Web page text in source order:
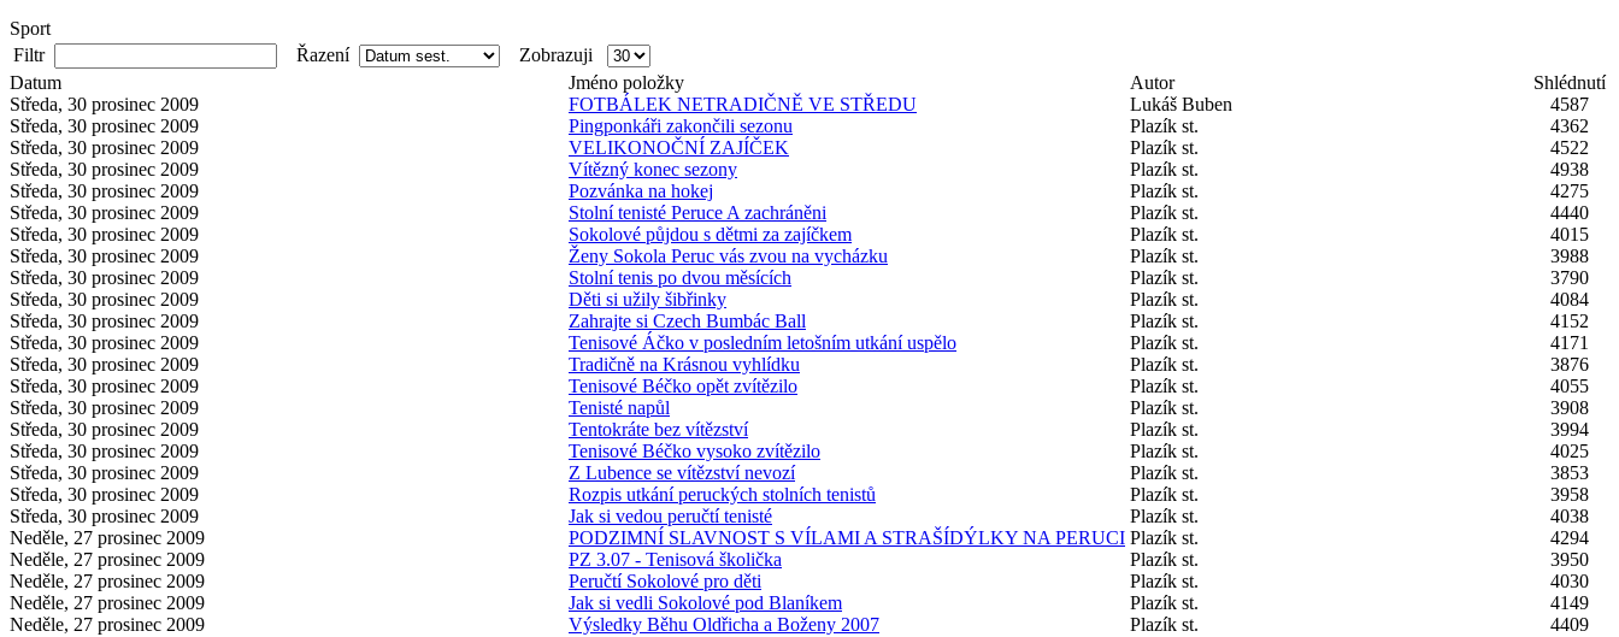
Sport
Filtr
Řazení
Zobrazuji
Datum
Jméno položky Autor
Shlédnutí
Středa, 30 prosinec 2009
FOTBÁLEK NETRADIČNĚ VE STŘEDU Lukáš Buben
4587
Středa, 30 prosinec 2009
Pingponkáři zakončili sezonu Plazík st.
4362
Středa, 30 prosinec 2009
VELIKONOČNÍ ZAJÍČEK Plazík st.
4522
Středa, 30 prosinec 2009
Vítězný konec sezony Plazík st.
4938
Středa, 30 prosinec 2009
Pozvánka na hokej Plazík st.
4275
Středa, 30 prosinec 2009
Stolní tenisté Peruce A zachráněni Plazík st.
4440
Středa, 30 prosinec 2009
Sokolové půjdou s dětmi za zajíčkem Plazík st.
4015
Středa, 30 prosinec 2009
Ženy Sokola Peruc vás zvou na vycházku Plazík st.
3988
Středa, 30 prosinec 2009
Stolní tenis po dvou měsících Plazík st.
3790
Středa, 30 prosinec 2009
Děti si užily šibřinky Plazík st.
4084
Středa, 30 prosinec 2009
Zahrajte si Czech Bumbác Ball Plazík st.
4152
Středa, 30 prosinec 2009
Tenisové Áčko v posledním letošním utkání uspělo Plazík st.
4171
Středa, 30 prosinec 2009
Tradičně na Krásnou vyhlídku Plazík st.
3876
Středa, 30 prosinec 2009
Tenisové Béčko opět zvítězilo Plazík st.
4055
Středa, 30 prosinec 2009
Tenisté napůl Plazík st.
3908
Středa, 30 prosinec 2009
Tentokráte bez vítězství Plazík st.
3994
Středa, 30 prosinec 2009
Tenisové Béčko vysoko zvítězilo Plazík st.
4025
Středa, 30 prosinec 2009
Z Lubence se vítězství nevozí Plazík st.
3853
Středa, 30 prosinec 2009
Rozpis utkání peruckých stolních tenistů Plazík st.
3958
Středa, 30 prosinec 2009
Jak si vedou peručtí tenisté Plazík st.
4038
Neděle, 27 prosinec 2009
PODZIMNÍ SLAVNOST S VÍLAMI A STRAŠÍDÝLKY NA PERUCI Plazík st.
4294
Neděle, 27 prosinec 2009
PZ 3.07 - Tenisová školička Plazík st.
3950
Neděle, 27 prosinec 2009
Peručtí Sokolové pro děti Plazík st.
4030
Neděle, 27 prosinec 2009
Jak si vedli Sokolové pod Blaníkem Plazík st.
4149
Neděle, 27 prosinec 2009
Výsledky Běhu Oldřicha a Boženy 2007 Plazík st.
4409